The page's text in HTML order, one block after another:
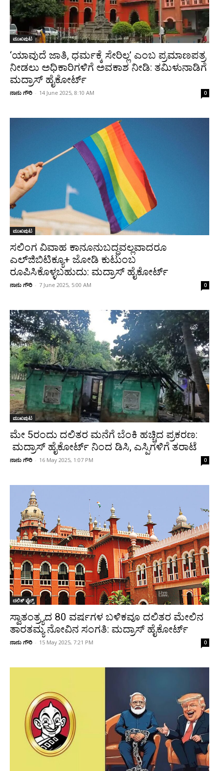
ಮುಖಪುಟ
‘ಯಾವುದೆ ಜಾತಿ, ಧರ್ಮಕ್ಕೆ ಸೇರಿಲ್ಲ’ ಎಂಬ ಪ್ರಮಾಣಪತ್ರ
ನೀಡಲು ಅಧಿಕಾರಿಗಳಿಗೆ ಅವಕಾಶ ನೀಡಿ: ತಮಿಳುನಾಡಿಗೆ
ಮದ್ರಾಸ್ ಹೈಕೋರ್ಟ್
ನಾನು ಗೌರಿ - 14 June 2025, 8:10 AM 0
ಮುಖಪುಟ
ಸಲಿಂಗ ವಿವಾಹ ಕಾನೂನುಬದ್ಧವಲ್ಲವಾದರೂ
ಎಲ್‌ಜಿಬಿಟಿಕ್ಯೂ+ ಜೋಡಿ ಕುಟುಂಬ
ರೂಪಿಸಿಕೊಳ್ಳಬಹುದು: ಮದ್ರಾಸ್ ಹೈಕೋರ್ಟ್
ನಾನು ಗೌರಿ - 7 June 2025, 5:00 AM 0
ಮುಖಪುಟ
ಮೇ 5ರಂದು ದಲಿತರ ಮನೆಗೆ ಬೆಂಕಿ ಹಚ್ಚಿದ ಪ್ರಕರಣ:
ಮದ್ರಾಸ್ ಹೈಕೋರ್ಟ್ ನಿಂದ ಡಿಸಿ, ಎಸ್ಪಿಗಳಿಗೆ ತರಾಟೆ
ನಾನು ಗೌರಿ - 16 May 2025, 1:07 PM 0
ದಲಿತ್ ಫೈಲ್ಸ್
ಸ್ವಾತಂತ್ರ್ಯದ 80 ವರ್ಷಗಳ ಬಳಿಕವೂ ದಲಿತರ ಮೇಲಿನ
ತಾರತಮ್ಯ ನೋವಿನ ಸಂಗತಿ: ಮದ್ರಾಸ್ ಹೈಕೋರ್ಟ್
ನಾನು ಗೌರಿ - 15 May 2025, 7:21 PM 0